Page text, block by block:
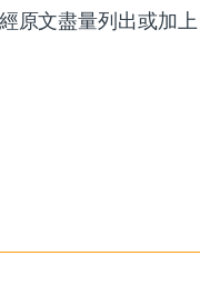
原文盡量列出或加上